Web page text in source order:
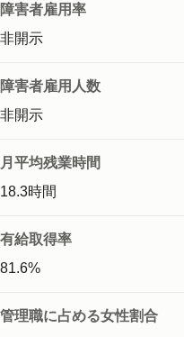
障害者雇用率
非開示
障害者雇用人数
非開示
月平均残業時間
18.3時間
有給取得率
81.6%
管理職に占める女性割合